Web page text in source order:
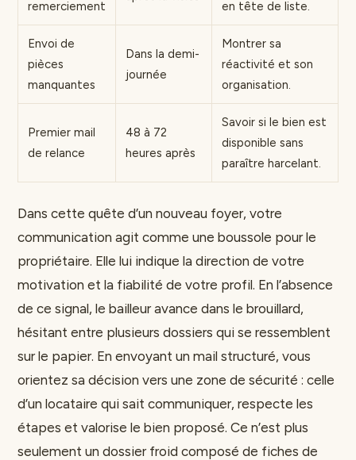
remerciement
en tête de liste.
Envoi de
pièces
manquantes
Dans la demi-
journée
Montrer sa
réactivité et son
organisation.
Premier mail
de relance
48 à 72
heures après
Savoir si le bien est
disponible sans
paraître harcelant.
Dans cette quête d’un nouveau foyer, votre
communication agit comme une boussole pour le
propriétaire. Elle lui indique la direction de votre
motivation et la fiabilité de votre profil. En l’absence
de ce signal, le bailleur avance dans le brouillard,
hésitant entre plusieurs dossiers qui se ressemblent
sur le papier. En envoyant un mail structuré, vous
orientez sa décision vers une zone de sécurité : celle
d’un locataire qui sait communiquer, respecte les
étapes et valorise le bien proposé. Ce n’est plus
seulement un dossier froid composé de fiches de